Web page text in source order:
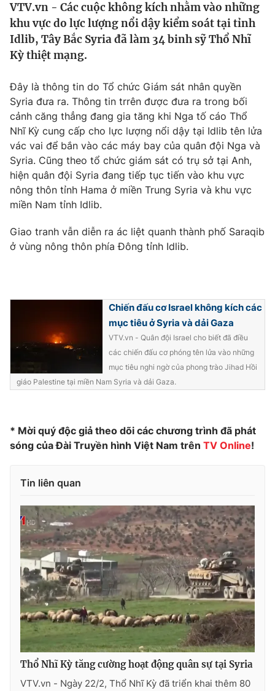
Thế giới
Tin tức
Thế giới đó đây
Câu chuyện quốc tế
Kinh tế
Thị trường
Góc doanh nghiệp
Dữ liệu và đời sống
Truyền hình
Phim VTV
Hậu trường
Nhân vật
Giải sao mai
Giải trí
Điện ảnh
Âm nhạc
Sao
Đời sống
Làm đẹp
Giáo dục
Tuyển sinh
Thị trường
Tư vấn
Giao lưu trực tuyến
Lịch phát sóng
Chuyên mục khác
Photo Infographic
VTV Money VTV Thể thao
VTV Sức khoẻ Bất động sản
Thị trường 24h Tấm lòng Việt
VTV4 Vươn mình bằng AI
VTV9 VTV8
Liên hệ tòa soạn English
VTV.vn - Các cuộc không kích nhằm vào những
khu vực do lực lượng nổi dậy kiểm soát tại tỉnh
Idlib, Tây Bắc Syria đã làm 34 binh sỹ Thổ Nhĩ
Kỳ thiệt mạng.
Đây là thông tin do Tổ chức Giám sát nhân quyền
Syria đưa ra. Thông tin trrên được đưa ra trong bối
cảnh căng thẳng đang gia tăng khi Nga tố cáo Thổ
Nhĩ Kỳ cung cấp cho lực lượng nổi dậy tại Idlib tên lửa
vác vai để bắn vào các máy bay của quân đội Nga và
Syria. Cũng theo tổ chức giám sát có trụ sở tại Anh,
hiện quân đội Syria đang tiếp tục tiến vào khu vực
nông thôn tỉnh Hama ở miền Trung Syria và khu vực
miền Nam tỉnh Idlib.
Giao tranh vẫn diễn ra ác liệt quanh thành phố Saraqib
ở vùng nông thôn phía Đông tỉnh Idlib.
Chiến đấu cơ Israel không kích các
mục tiêu ở Syria và dải Gaza
VTV.vn - Quân đội Israel cho biết đã điều
các chiến đấu cơ phóng tên lửa vào những
mục tiêu nghi ngờ của phong trào Jihad Hồi
giáo Palestine tại miền Nam Syria và dải Gaza.
* Mời quý độc giả theo dõi các chương trình đã phát
sóng của Đài Truyền hình Việt Nam trên TV Online!
Tin liên quan
Thổ Nhĩ Kỳ tăng cường hoạt động quân sự tại Syria
VTV.vn - Ngày 22/2, Thổ Nhĩ Kỳ đã triển khai thêm 80